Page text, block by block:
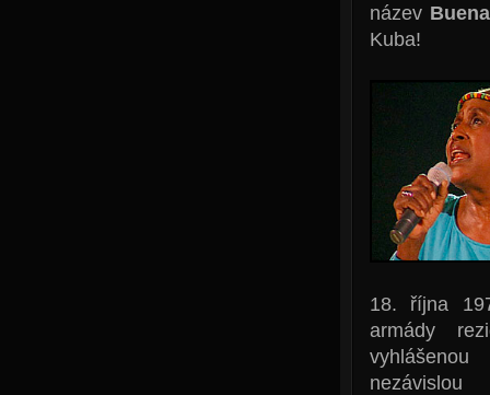
název
Kuba!
18. října
armády